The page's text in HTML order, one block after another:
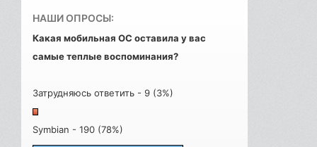
НАШИ ОПРОСЫ:
Какая мобильная ОС оставила у вас
самые теплые воспоминания?
Затрудняюсь ответить - 9 (3%)
Symbian - 190 (78%)